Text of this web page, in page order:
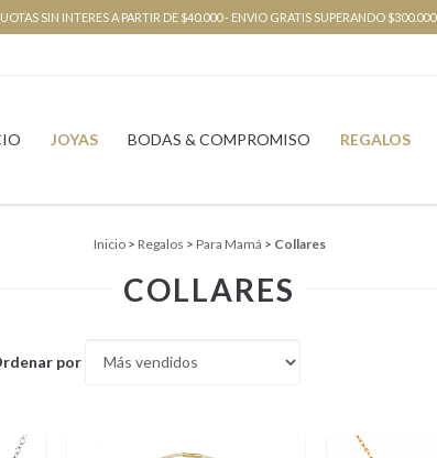
SIN INTERES A PARTIR DE $40.000 - ENVIO GRATIS SUPERANDO $300.000
JOYAS BODAS & COMPROMISO REGALOS
Inicio > Regalos > Para Mamá > Collares
COLLARES
por